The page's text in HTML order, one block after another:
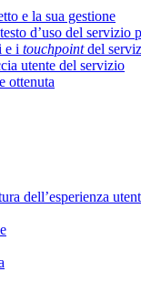
e la sua gestione
d’uso del servizio
e i touchpointdel
utente del servizio
ottenuta
dell’esperienza